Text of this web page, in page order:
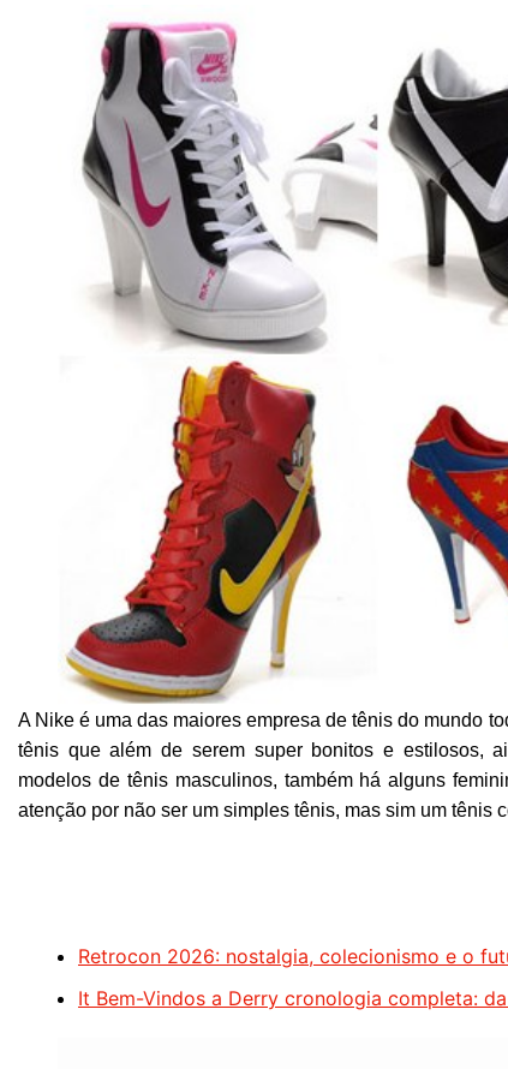
A Nike é uma das maiores empresa de tênis do mundo
tênis que além de serem super bonitos e estilosos,
modelos de tênis masculinos, também há alguns
atenção por não ser um simples tênis, mas sim um tênis
Retrocon 2026: nostalgia, colecionismo e o
It Bem-Vindos a Derry cronologia completa: